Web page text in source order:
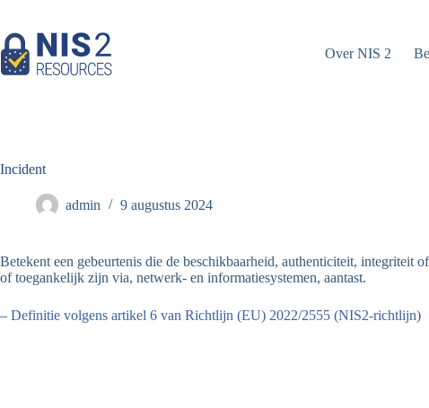
inhoud
Over NIS 2
Incident
admin 9 augustus 2024
Betekent een gebeurtenis die de beschikbaarheid, authenticiteit,
of toegankelijk zijn via, netwerk- en informatiesystemen, aantast.
– Definitie volgens artikel 6 van Richtlijn (EU) 2022/2555 (NIS2-richtlijn)